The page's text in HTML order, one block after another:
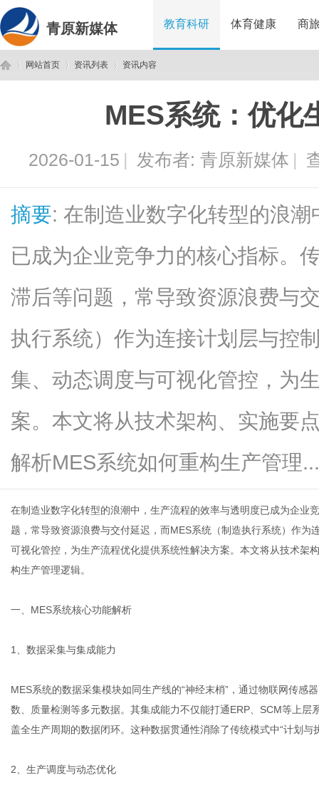
青原新媒体 教育科研 体育健康 商
网站首页 资讯列表
›
资讯内容
MES系统：优化
2026-01-15 | 发布者: 青原新媒体 |
摘要: 在制造业数字化转型的浪
已成为企业竞争力的核心指标。
滞后等问题，常导致资源浪费与
执行系统）作为连接计划层与控
集、动态调度与可视化管控，为
案。本文将从技术架构、实施要
解析MES系统如何重构生产管理
在制造业数字化转型的浪潮中，生产流程的效率与透明度已成为企业
题，常导致资源浪费与交付延迟，而MES系统 （制造执行系统）作
可视化管控，为生产流程优化提供系统性解决方案。本文将从技术架
构生产管理逻辑。
一、MES系统核心功能解析
1、数据采集与集成能力
MES系统的数据采集模块如同生产线的“神经末梢”，通过物联网传感
数、质量检测等多元数据。其集成能力不仅能打通ERP、SCM等上
盖全生产周期的数据闭环。这种数据贯通性消除了传统模式中“计划与
2、生产调度与动态优化